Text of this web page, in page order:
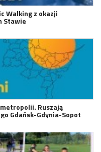
Walking z okazji
Stawie
Ruszają
Gdańsk-Gdynia-Sopot